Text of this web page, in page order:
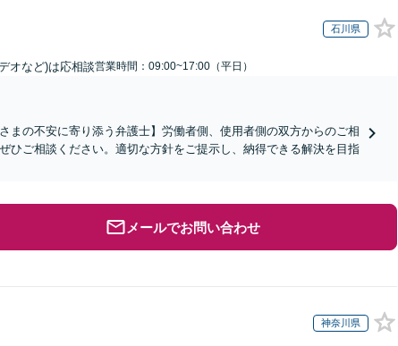
石川県
オなど)は応相談営業時間：09:00~17:00（平日）
まの不安に寄り添う弁護士】労働者側、使用者側の双方からのご相
ひご相談ください。適切な方針をご提示し、納得できる解決を目指
メールでお問い合わせ
神奈川県